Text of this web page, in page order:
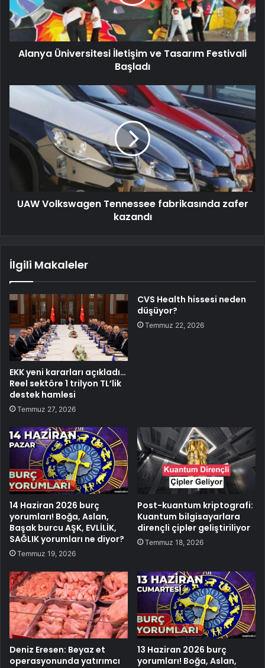
Alanya Üniversitesi İletişim ve Tasarım Festivali
Başladı
UAW Volkswagen Tennessee fabrikasında zafer
kazandı
İlgili Makaleler
EKK yeni kararları açıkladı…
Reel sektöre 1 trilyon TL’lik
destek hamlesi
Temmuz 27, 2026
CVS Health hissesi neden
düşüyor?
Temmuz 22, 2026
14 Haziran 2026 burç
yorumları! Boğa, Aslan,
Başak burcu AŞK, EVLİLİK,
SAĞLIK yorumları ne diyor?
Temmuz 19, 2026
Post-kuantum kriptografi:
Kuantum bilgisayarlara
dirençli çipler geliştiriliyor
Temmuz 18, 2026
Deniz Eresen: Beyaz et
operasyonunda yatırımcı
13 Haziran 2026 burç
yorumları! Boğa, Aslan,